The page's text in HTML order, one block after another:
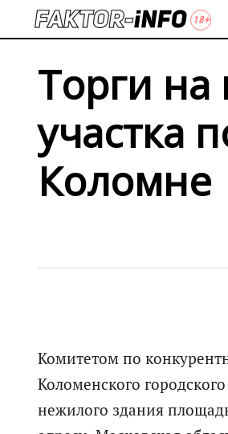
Торги на
участка
Коломне
Комитетом по
Коломенского
нежилого здания